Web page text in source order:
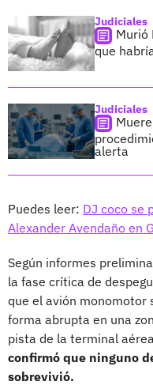
Judiciales
Murió
que
Judiciales
alerta
Puedes leer: DJ coco se
Alexander Avendaño en
Según informes
la fase crítica de
que el avión monomotor
forma abrupta en una
pista de la terminal
confirmó que ninguno
sobrevivió.